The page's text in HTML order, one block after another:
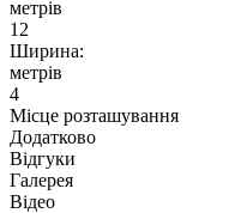
метрів
12
Ширина:
метрів
4
Місце розташування
Додатково
Відгуки
Галерея
Відео